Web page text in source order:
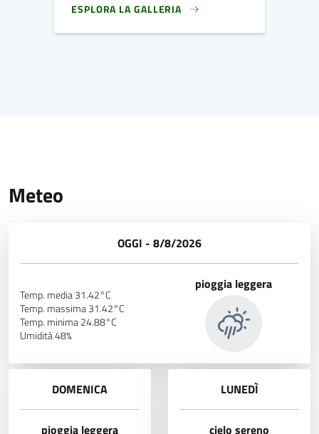
ESPLORA LA GALLERIA
IMMAGINE DI COPERTINA
Meteo
OGGI - 8/8/2026
Temp. media 31.42°C
Temp. massima 31.42°C
Temp. minima 24.88°C
Umidità 48%
pioggia leggera
DOMENICA
pioggia leggera
LUNEDÌ
cielo sereno